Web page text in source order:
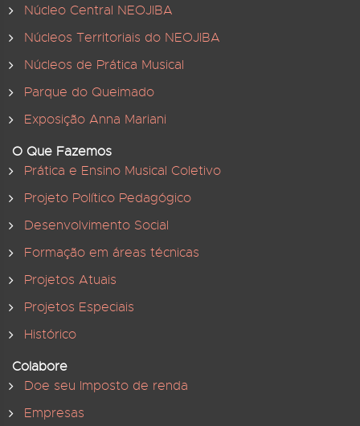
Núcleo Central NEOJIBA
Núcleos Territoriais do NEOJIBA
Núcleos de Prática Musical
Parque do Queimado
Exposição Anna Mariani
O Que Fazemos
Prática e Ensino Musical Coletivo
Projeto Político Pedagógico
Desenvolvimento Social
Formação em áreas técnicas
Projetos Atuais
Projetos Especiais
Histórico
Colabore
Doe seu Imposto de renda
Empresas